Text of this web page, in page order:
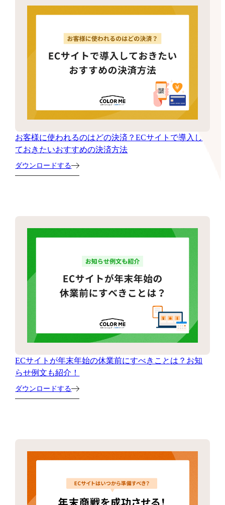
お客様に使われるのはどの決済？ECサイトで導入し
ておきたいおすすめの決済方法
ダウンロードする
ECサイトが年末年始の休業前にすべきことは？お知
らせ例文も紹介！
ダウンロードする